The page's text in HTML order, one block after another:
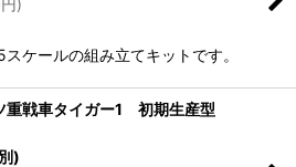
円)
ケールの組み立てキットです。
戦車タイガー1 初期生産型
)